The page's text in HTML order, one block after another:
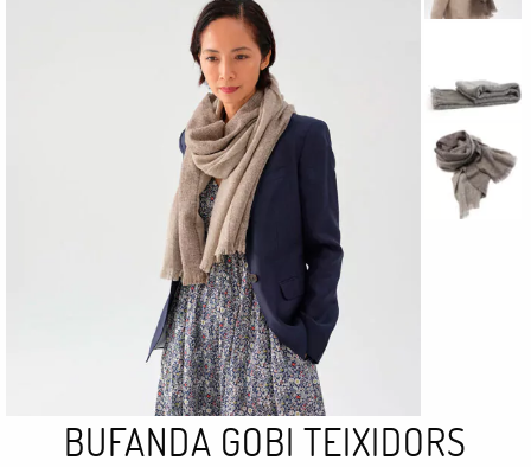
BUFANDA GOBI TEIXIDORS